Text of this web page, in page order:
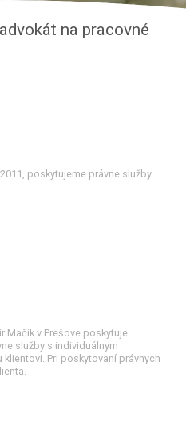
na pracovné
poskytujeme právne služby
Mačík v Prešove poskytuje
služby s individuálnym
Pri poskytovaní právnych